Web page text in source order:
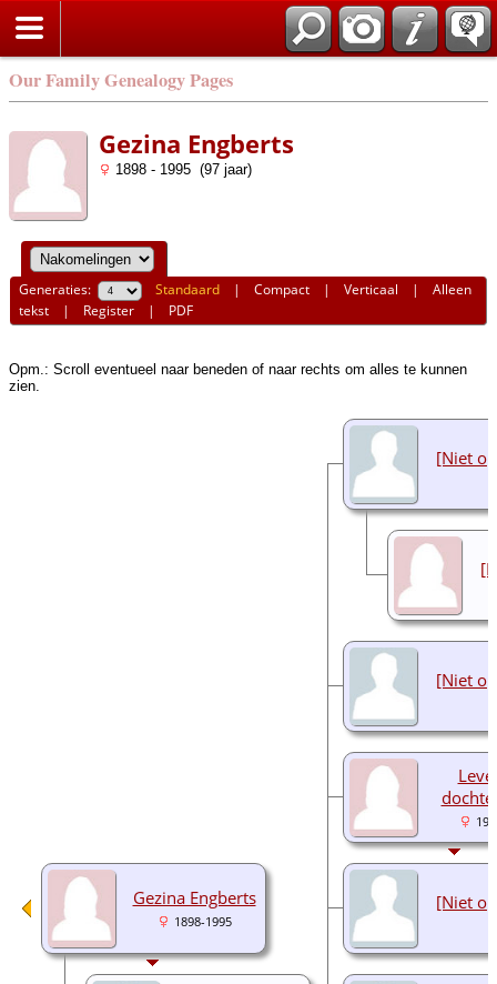
Our Family Genealogy Pages
Gezina Engberts
1898 - 1995 (97 jaar)
Generaties: Standaard |Compact |Verticaal |Alleen
tekst | Register | PDF
Opm.: Scroll eventueel naar beneden of naar rechts om alles te kunnen
zien.
[Niet
[Niet
[Niet
Gezina Engberts
1898-1995